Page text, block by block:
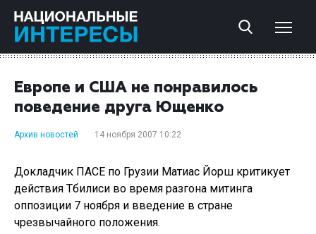
Европе и США не понравилось
поведение друга Ющенко
Архив новостей 14 ноября 2007 10:22
Докладчик ПАСЕ по Грузии Матиас Йорш критикует
действия Тбилиси во время разгона митинга
оппозиции 7 ноября и введение в стране
чрезвычайного положения.